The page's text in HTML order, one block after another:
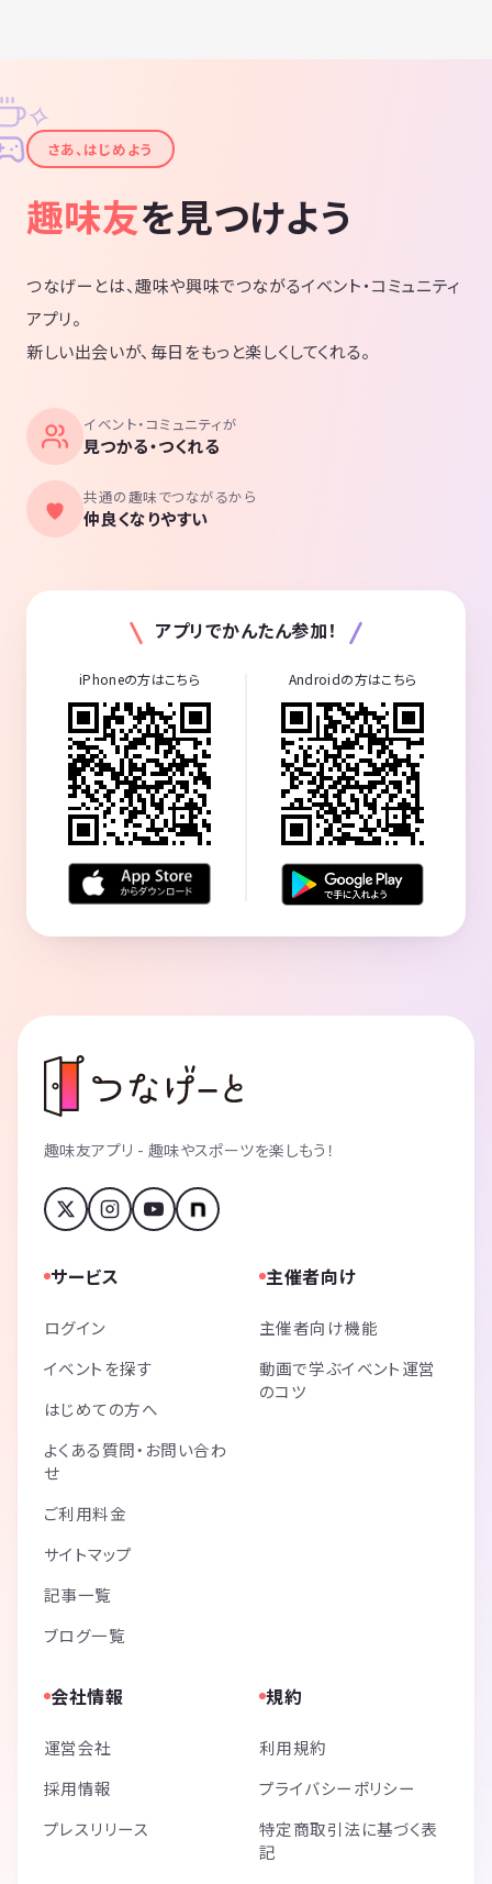
✦
✧
さあ、はじめよう
趣味友を見つけよう
つなげーとは、趣味や興味でつながるイベント・コミュニティ
アプリ。
新しい出会いが、毎日をもっと楽しくしてくれる。
イベント・コミュニティが
見つかる・つくれる
共通の趣味でつながるから
仲良くなりやすい
アプリでかんたん参加！
iPhoneの方はこちら Androidの方はこちら
趣味友アプリ - 趣味やスポーツを楽しもう！
サービス
ログイン
イベントを探す
はじめての方へ
よくある質問・お問い合わ
せ
ご利用料金
サイトマップ
記事一覧
ブログ一覧
主催者向け
主催者向け機能
動画で学ぶイベント運営
のコツ
会社情報
運営会社
採用情報
プレスリリース
規約
利用規約
プライバシーポリシー
特定商取引法に基づく表
記